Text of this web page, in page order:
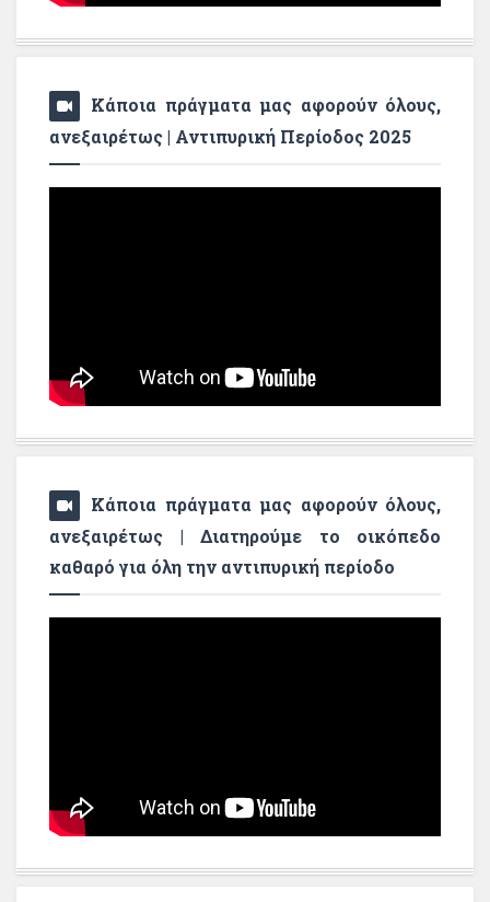
Κάποια πράγματα μας αφορούν όλους,
ανεξαιρέτως | Αντιπυρική Περίοδος 2025
Κάποια πράγματα μας αφορούν όλους,
ανεξαιρέτως | Διατηρούμε το οικόπεδο
καθαρό για όλη την αντιπυρική περίοδο